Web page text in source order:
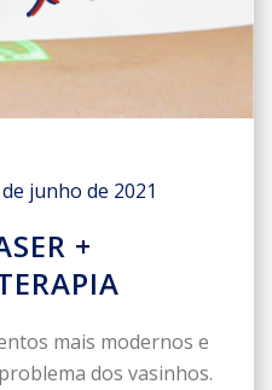
junho de 2021
+
mais modernos e
dos vasinhos.